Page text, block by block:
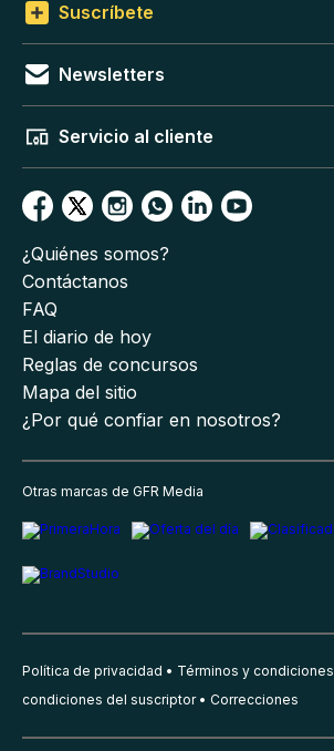
Suscríbete
Newsletters
Servicio al cliente
¿Quiénes somos?
Contáctanos
FAQ
El diario de hoy
Reglas de concursos
Mapa del sitio
¿Por qué confiar en nosotros?
Otras marcas de GFR Media
Política de privacidad Términos y condiciones
condiciones del suscriptor
Correcciones